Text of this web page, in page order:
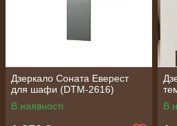
Дзеркало Соната Еверест
для шафи (DTM-2616)
В наявності
В